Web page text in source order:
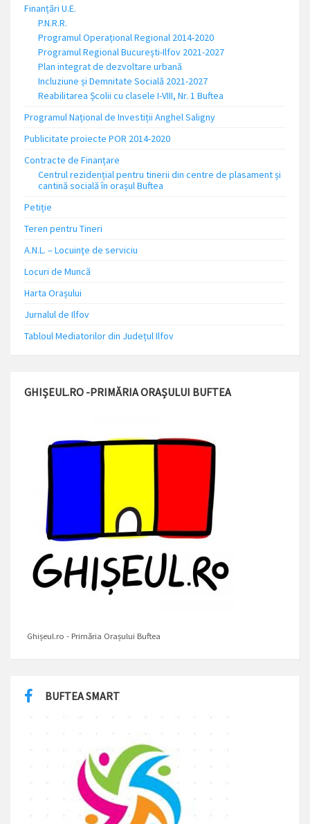
Finanțări U.E.
P.N.R.R.
Programul Operațional Regional 2014-2020
Programul Regional București-Ilfov 2021-2027
Plan integrat de dezvoltare urbană
Incluziune și Demnitate Socială 2021-2027
Reabilitarea Școlii cu clasele I-VIII, Nr. 1 Buftea
Programul Național de Investiții Anghel Saligny
Publicitate proiecte POR 2014-2020
Contracte de Finanțare
Centrul rezidențial pentru tinerii din centre de plasament și
cantină socială în orașul Buftea
Petiție
Teren pentru Tineri
A.N.L. – Locuinţe de serviciu
Locuri de Muncă
Harta Orașului
Jurnalul de Ilfov
Tabloul Mediatorilor din Județul Ilfov
GHIȘEUL.RO -PRIMĂRIA ORAȘULUI BUFTEA
Ghișeul.ro - Primăria Orașului Buftea
BUFTEA SMART